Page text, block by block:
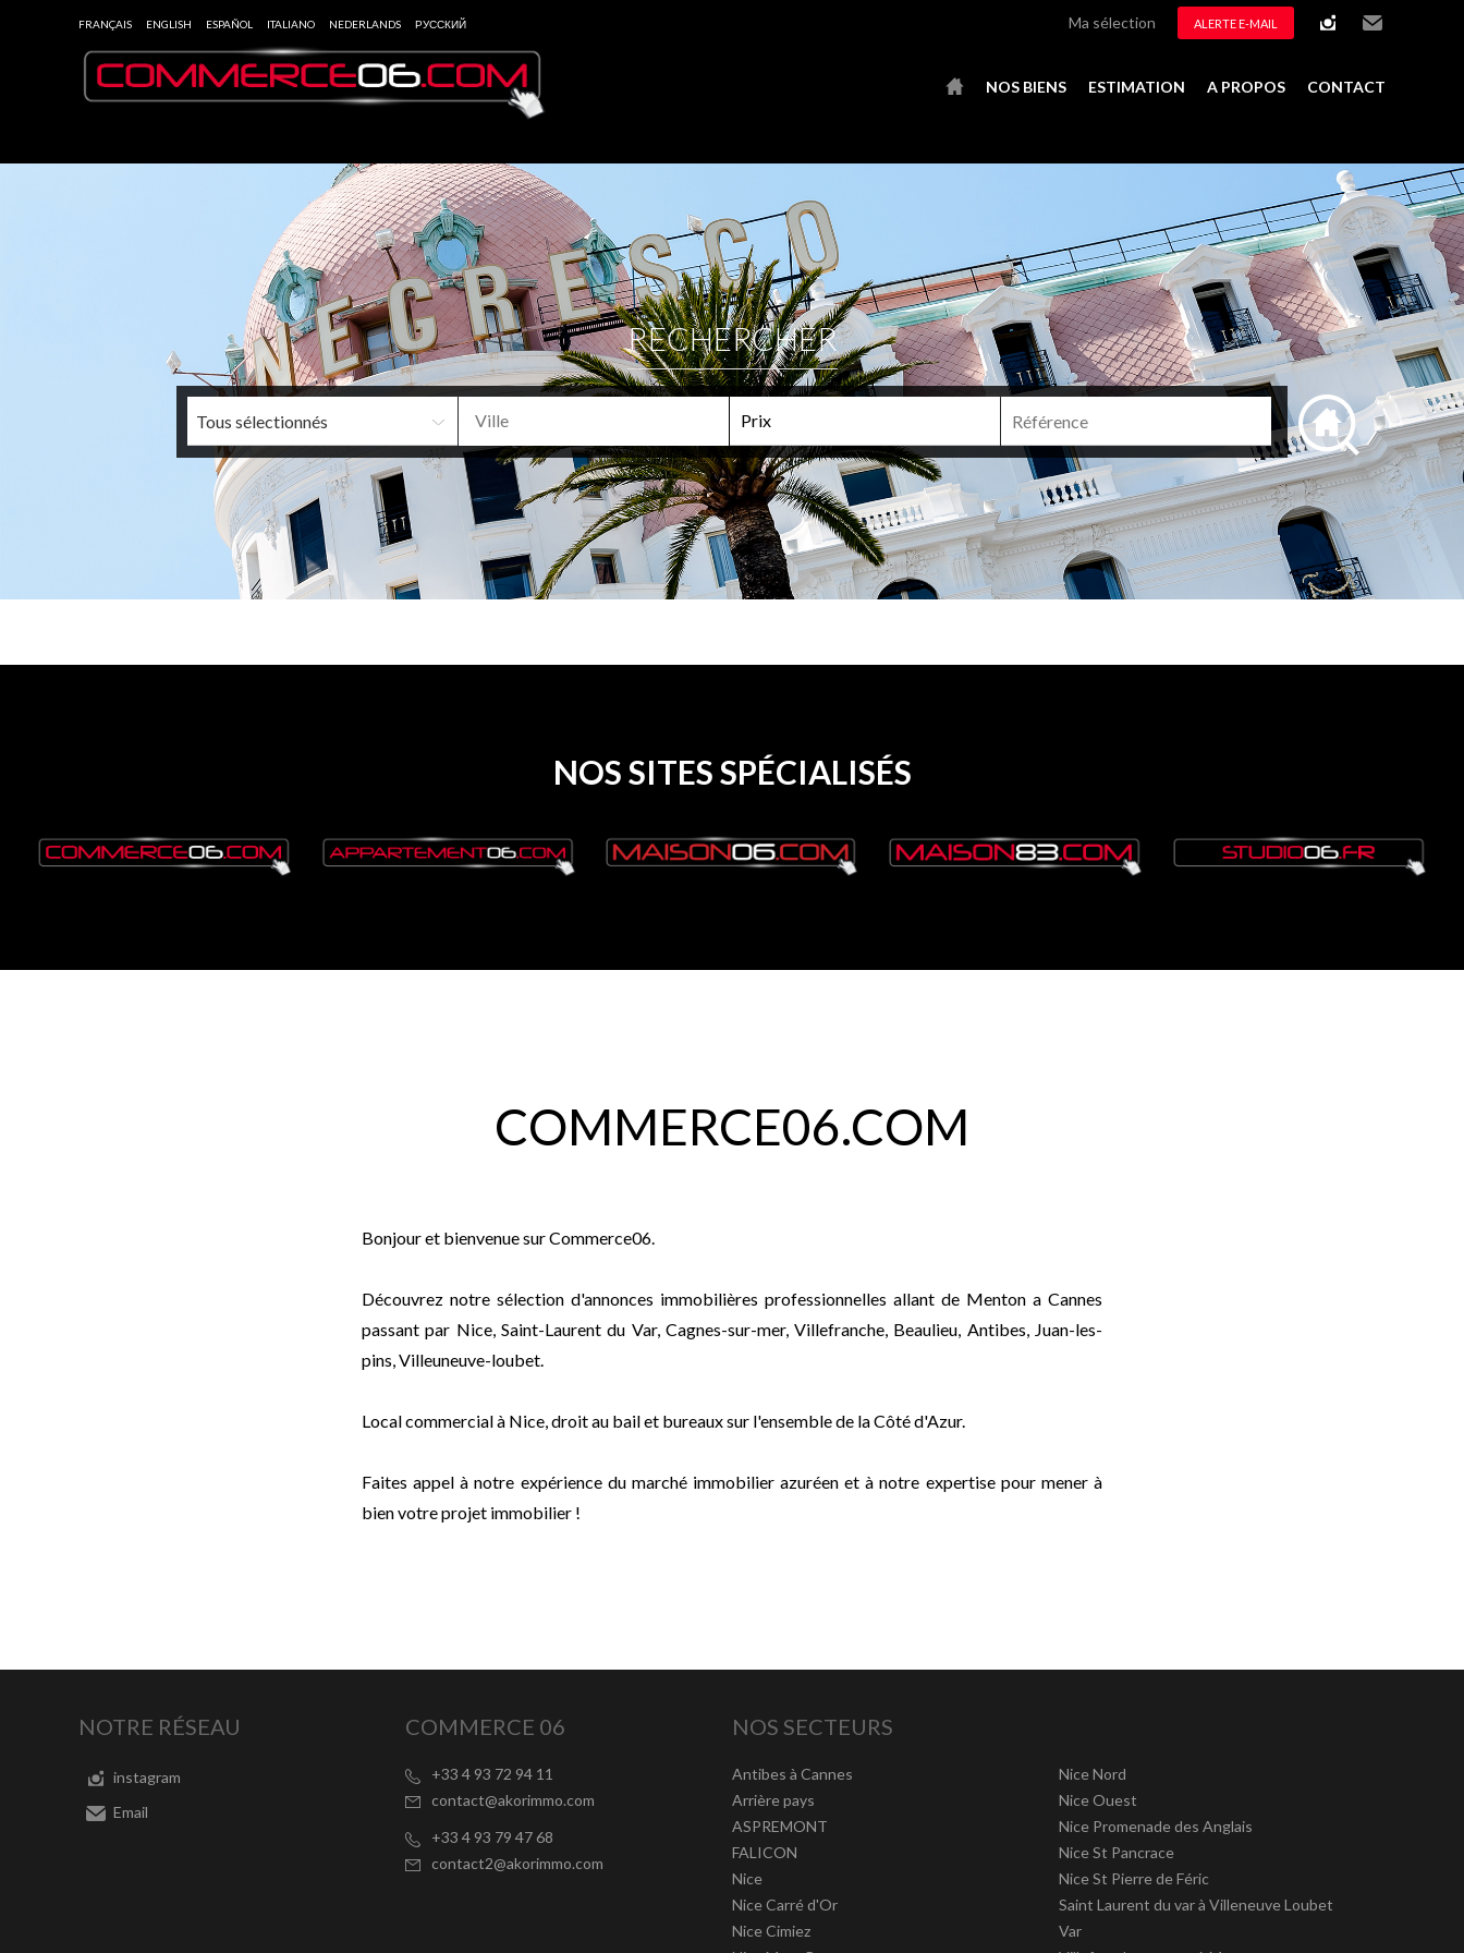
FRANÇAIS ENGLISH ESPAÑOL ITALIANO NEDERLANDS РУССКИЙ Ma sélection ALERTE E-MAIL
NOS BIENS ESTIMATION A PROPOS CONTACT
RECHERCHER
Tous sélectionnés
NOS SITES SPÉCIALISÉS
COMMERCE06.COM
Bonjour et bienvenue sur Commerce06.
Découvrez notre sélection d'annonces immobilières professionnelles allant de Menton a Cannes
passant par Nice, Saint-Laurent du Var, Cagnes-sur-mer, Villefranche, Beaulieu, Antibes, Juan-les-
pins, Villeuneuve-loubet.
Local commercial à Nice, droit au bail et bureaux sur l'ensemble de la Côté d'Azur.
Faites appel à notre expérience du marché immobilier azuréen et à notre expertise pour mener à
bien votre projet immobilier !
NOTRE RÉSEAU
instagram
Email
COMMERCE 06
+33 4 93 72 94 11
contact@akorimmo.com
+33 4 93 79 47 68
contact2@akorimmo.com
NOS SECTEURS
Antibes à Cannes
Arrière pays
ASPREMONT
FALICON
Nice
Nice Carré d'Or
Nice Cimiez
Nice Nord
Nice Ouest
Nice Promenade des Anglais
Nice St Pancrace
Nice St Pierre de Féric
Saint Laurent du var à Villeneuve Loubet
Var